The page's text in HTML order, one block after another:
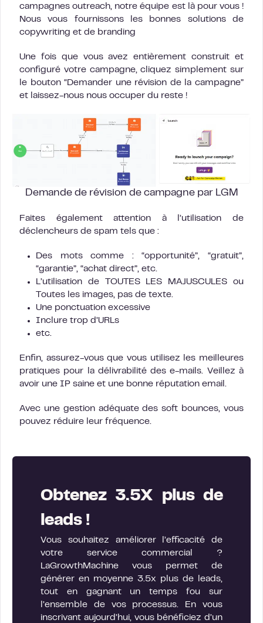
campagnes outreach, notre équipe est là pour vous !
Nous vous fournissons les bonnes solutions de
copywriting et de branding
Une fois que vous avez entièrement construit et
configuré votre campagne, cliquez simplement sur
le bouton “Demander une révision de la campagne”
et laissez-nous nous occuper du reste !
Demande de révision de campagne par LGM
Faites également attention à l’utilisation de
déclencheurs de spam tels que :
Des mots comme : “opportunité”, “gratuit”,
“garantie”, “achat direct”, etc.
L’utilisation de TOUTES LES MAJUSCULES ou
Toutes les images, pas de texte.
Une ponctuation excessive
Inclure trop d’URLs
etc.
Enfin, assurez-vous que vous utilisez les meilleures
pratiques pour la délivrabilité des e-mails. Veillez à
avoir une IP saine et une bonne réputation email.
Avec une gestion adéquate des soft bounces, vous
pouvez réduire leur fréquence.
Obtenez 3.5X plus de
leads !
Vous souhaitez améliorer l’efficacité de
votre service commercial ?
LaGrowthMachine vous permet de
générer en moyenne 3.5x plus de leads,
tout en gagnant un temps fou sur
l’ensemble de vos processus. En vous
inscrivant aujourd’hui, vous bénéficiez d’un